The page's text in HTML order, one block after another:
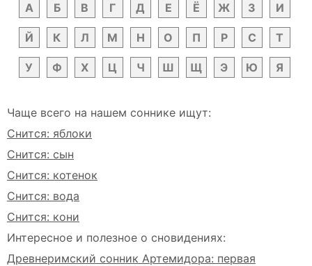
А
Б В Г Д Е Ё Ж З И
Й К Л М Н О П Р С Т
У Ф Х Ц Ч Ш Щ Э Ю Я
Чаще всего на нашем соннике ищут:
Снится: яблоки
Снится: сын
Снится: котенок
Снится: вода
Снится: кони
Интересное и полезное о сновидениях:
Древнеримский сонник Артемидора: первая